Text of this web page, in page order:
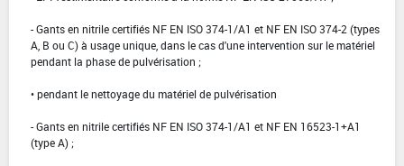
- Gants en nitrile certifiés NF EN ISO 374-1/A1 et NF EN ISO 374-2 (types
A, B ou C) à usage unique, dans le cas d'une intervention sur le matériel
pendant la phase de pulvérisation ;
• pendant le nettoyage du matériel de pulvérisation
- Gants en nitrile certifiés NF EN ISO 374-1/A1 et NF EN 16523-1+A1
(type A) ;